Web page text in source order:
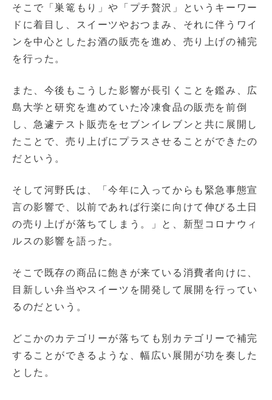
そこで「巣篭もり」や「プチ贅沢」というキーワー
ドに着目し、スイーツやおつまみ、それに伴うワイ
ンを中心としたお酒の販売を進め、売り上げの補完
を行った。
また、今後もこうした影響が長引くことを鑑み、広
島大学と研究を進めていた冷凍食品の販売を前倒
し、急遽テスト販売をセブンイレブンと共に展開し
たことで、売り上げにプラスさせることができたの
だという。
そして河野氏は、「今年に入ってからも緊急事態宣
言の影響で、以前であれば行楽に向けて伸びる土日
の売り上げが落ちてしまう。」と、新型コロナウィ
ルスの影響を語った。
そこで既存の商品に飽きが来ている消費者向けに、
目新しい弁当やスイーツを開発して展開を行ってい
るのだという。
どこかのカテゴリーが落ちても別カテゴリーで補完
することができるような、幅広い展開が功を奏した
とした。